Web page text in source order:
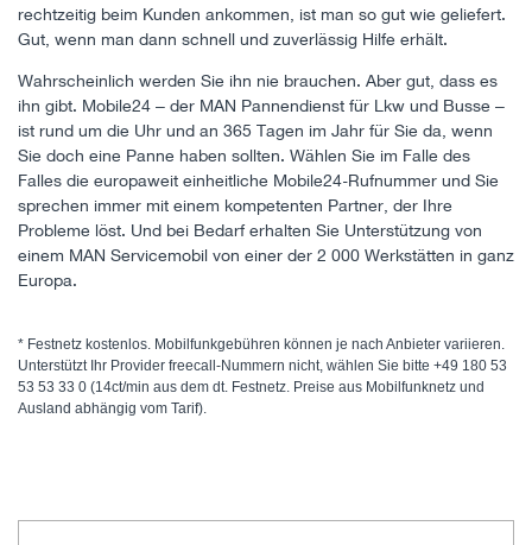
rechtzeitig beim Kunden ankommen, ist man so gut wie geliefert.
Gut, wenn man dann schnell und zuverlässig Hilfe erhält.
Wahrscheinlich werden Sie ihn nie brauchen. Aber gut, dass es
ihn gibt. Mobile24 – der MAN Pannendienst für Lkw und Busse –
ist rund um die Uhr und an 365 Tagen im Jahr für Sie da, wenn
Sie doch eine Panne haben sollten. Wählen Sie im Falle des
Falles die europaweit einheitliche Mobile24-Rufnummer und Sie
sprechen immer mit einem kompetenten Partner, der Ihre
Probleme löst. Und bei Bedarf erhalten Sie Unterstützung von
einem MAN Servicemobil von einer der 2 000 Werkstätten in ganz
Europa.
* Festnetz kostenlos. Mobilfunkgebühren können je nach Anbieter variieren.
Unterstützt Ihr Provider freecall-Nummern nicht, wählen Sie bitte +49 180 53
53 53 33 0 (14ct/min aus dem dt. Festnetz. Preise aus Mobilfunknetz und
Ausland abhängig vom Tarif).